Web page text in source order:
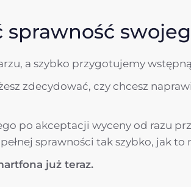
a szybko przygotujemy
zdecydować, czy chcesz
po akceptacji wyceny od razu
sprawności tak szybko, jak to
już teraz.